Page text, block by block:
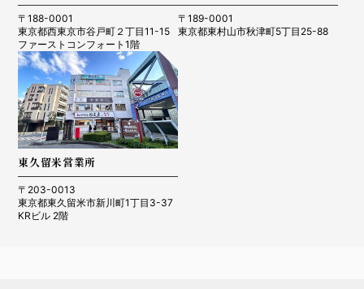
〒188-0001
東京都西東京市谷戸町２丁目11-15
ファーストコンフォート1階
〒189-0001
東京都東村山市秋津町5丁目25-88
東久留米営業所
〒203-0013
東京都東久留米市新川町1丁目3-37
KRビル 2階